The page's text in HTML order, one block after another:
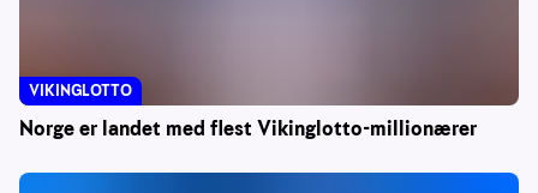
Norge er landet med flest Vikinglotto-millionærer
VIKINGLOTTO